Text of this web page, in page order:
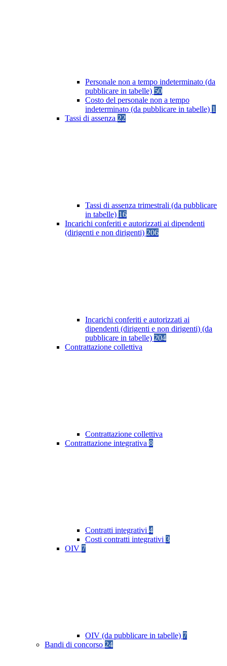
Personale non a tempo indeterminato (da
pubblicare in tabelle) 50
Costo del personale non a tempo
indeterminato (da pubblicare in tabelle) 1
Tassi di assenza 22
Tassi di assenza trimestrali (da pubblicare
in tabelle) 16
Incarichi conferiti e autorizzati ai dipendenti
(dirigenti e non dirigenti) 206
Incarichi conferiti e autorizzati ai
dipendenti (dirigenti e non dirigenti) (da
pubblicare in tabelle) 204
Contrattazione collettiva
Contrattazione collettiva
Contrattazione integrativa 8
Contratti integrativi 4
Costi contratti integrativi 3
OIV 7
OIV (da pubblicare in tabelle) 7
Bandi di concorso 24